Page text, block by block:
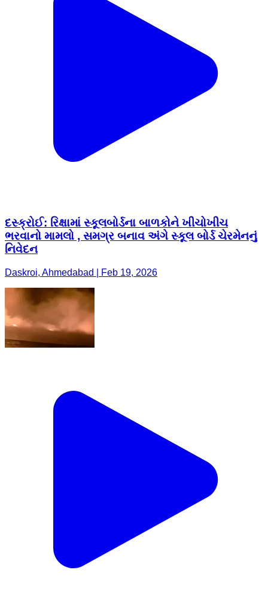
દસ્ક્રોઈ: રિક્ષામાં સ્કૂલબોર્ડના બાળકોને ખીચોખીચ
ભરવાનો મામલો , સમગ્ર બનાવ અંગે સ્કૂલ બોર્ડ ચેરમેનનું
નિવેદન
Daskroi, Ahmedabad | Feb 19, 2026